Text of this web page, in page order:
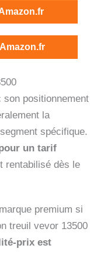
positionnement
la
spécifique.
un tarif
rentabilisé dès le
premium si
treuil vevor 13500
prix est